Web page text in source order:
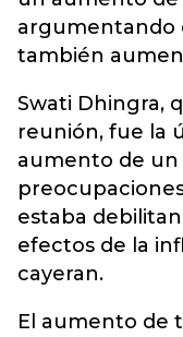
argumentando
también
Swati Dhingra,
reunión, fue la
aumento de
estaba
efectos de la
cayeran.
El aumento de